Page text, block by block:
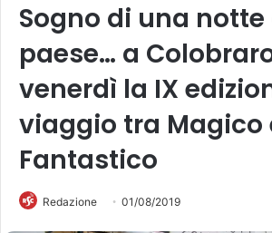
Sogno di una notte
paese… a
venerdì la IX
viaggio tra Magico
Fantastico
Redazione 01/08/2019